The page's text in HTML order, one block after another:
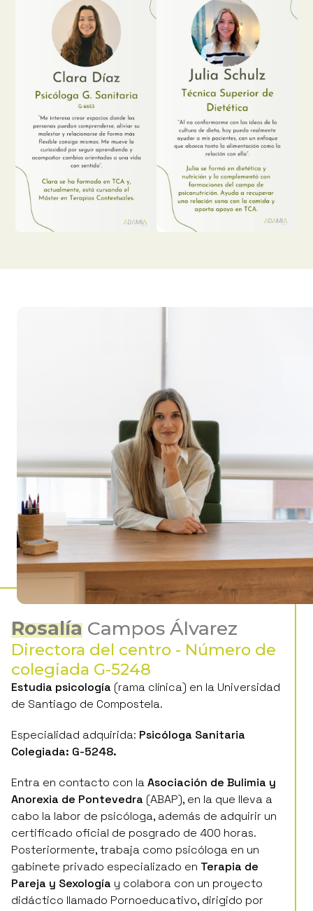
Rosalía Campos Álvarez
Directora del centro - Número de
colegiada G-5248
Estudia psicología (rama clínica) en la Universidad
de Santiago de Compostela.
Colegiada: G-5248.
Anorexia de Pontevedra(ABAP), en la que lleva a
cabo la labor de psicóloga, además de adquirir un
certificado oficial de posgrado de 400 horas.
Posteriormente, trabaja como psicóloga en un
gabinete privado especializado enTerapia de
Pareja y Sexologíay colabora con un proyecto
didáctico llamado Pornoeducativo , dirigido por